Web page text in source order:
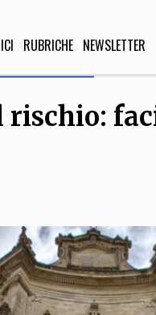
RUBRICHE NEWSLETTER
SOCIETÀ
Attualità,
E FILOSOFIA
storiche,
Religione
rischio: